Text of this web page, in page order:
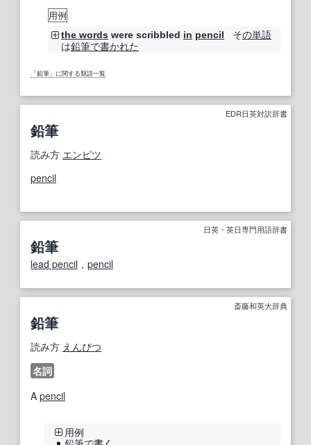
用例
the words were scribbled in pencil その単語
は鉛筆で書かれた
「鉛筆」に関する類語一覧
EDR日英対訳辞書
鉛筆
読み方 エンピツ
pencil
日英・英日専門用語辞書
鉛筆
lead pencil ， pencil
斎藤和英大辞典
鉛筆
読み方 えんぴつ
名詞
A pencil
用例